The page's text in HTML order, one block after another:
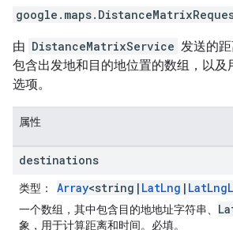
google.maps.
由 DistanceMatrixService 发送的
包含出发地和目的地位置的数组，以及
选项。
属性
destinations
类型 ： Array<string| LatLng |
一个数组，其中包含目的地地址字符串、
象，用于计算距离和时间。必填。